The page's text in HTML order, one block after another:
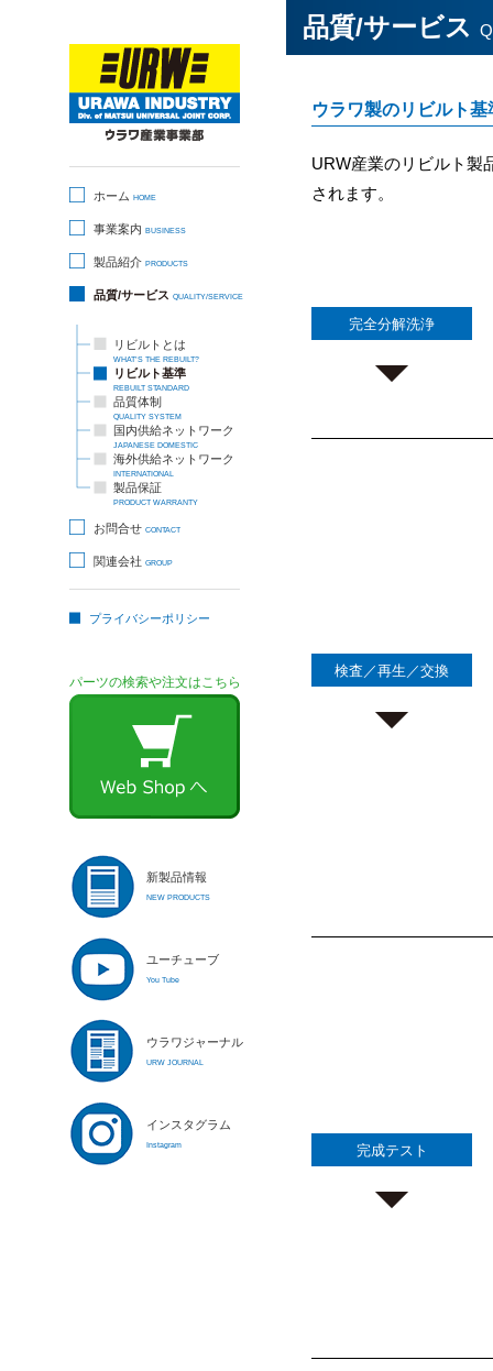
ホーム HOME
事業案内 BUSINESS
製品紹介 PRODUCTS
品質/サービス QUALITY/SERVICE
リビルトとは
WHAT’S THE REBUILT?
リビルト基準
REBUILT STANDARD
品質体制
QUALITY SYSTEM
国内供給ネットワーク
JAPANESE DOMESTIC
海外供給ネットワーク
INTERNATIONAL
製品保証
PRODUCT WARRANTY
お問合せ CONTACT
関連会社 GROUP
プライバシーポリシー
パーツの検索や注文はこちら
新製品情報
NEW PRODUCTS
ユーチューブ
You Tube
ウラワジャーナル
URW JOURNAL
インスタグラム
Instagram
品質/サービス
ウラワ製のリビルト
URW産業のリビルト
されます。
完全分解洗浄
検査／再生／交換
完成テスト